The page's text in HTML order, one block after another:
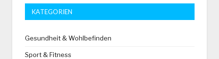
KATEGORIEN
Gesundheit & Wohlbefinden
Sport & Fitness